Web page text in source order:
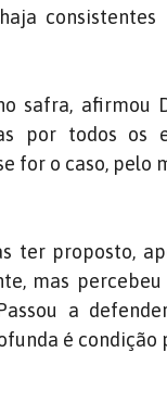
consistentes
safra, afirmou
por todos os
for o caso, pelo
ter proposto,
mas
a
é condição